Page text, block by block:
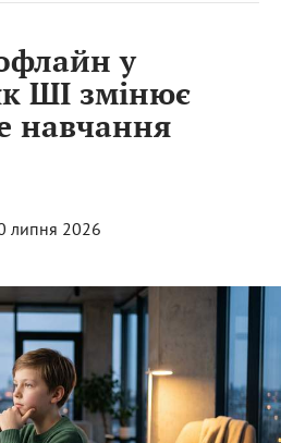
у
ШІ змінює
навчання
липня 2026